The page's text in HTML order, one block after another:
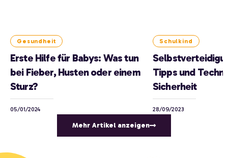
Gesundheit
Erste Hilfe für Babys: Was tun
bei Fieber, Husten oder einem
Sturz?
05/01/2024
Schulkind
Tipps und
Sicherheit
28/09/2023
Mehr Artikel anzeigen